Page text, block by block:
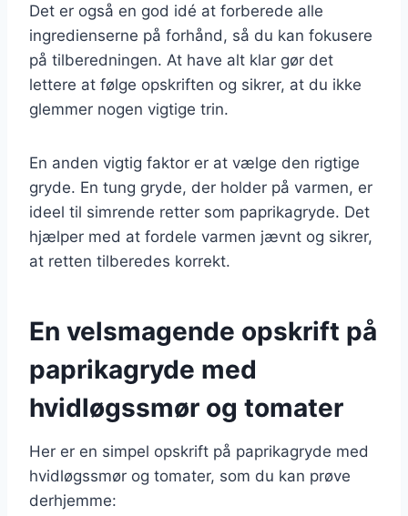
Det er også en god idé at forberede alle
ingredienserne på forhånd, så du kan fokusere
på tilberedningen. At have alt klar gør det
lettere at følge opskriften og sikrer, at du ikke
glemmer nogen vigtige trin.
En anden vigtig faktor er at vælge den rigtige
gryde. En tung gryde, der holder på varmen, er
ideel til simrende retter som paprikagryde. Det
hjælper med at fordele varmen jævnt og sikrer,
at retten tilberedes korrekt.
En velsmagende opskrift på
paprikagryde med
hvidløgssmør og tomater
Her er en simpel opskrift på paprikagryde med
hvidløgssmør og tomater, som du kan prøve
derhjemme: